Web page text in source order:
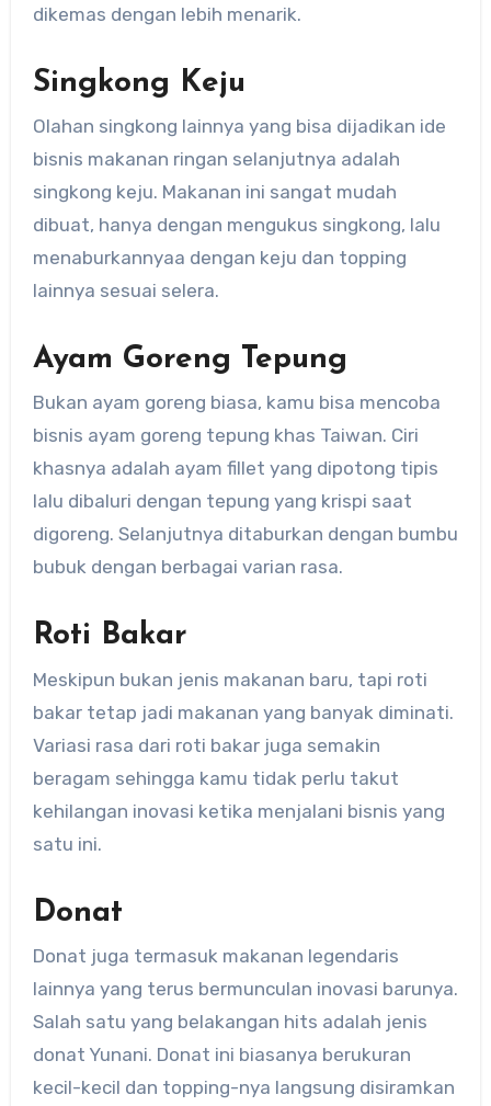
dikemas dengan lebih menarik.
Singkong Keju
Olahan singkong lainnya yang bisa dijadikan ide
bisnis makanan ringan selanjutnya adalah
singkong keju. Makanan ini sangat mudah
dibuat, hanya dengan mengukus singkong, lalu
menaburkannyaa dengan keju dan topping
lainnya sesuai selera.
Ayam Goreng Tepung
Bukan ayam goreng biasa, kamu bisa mencoba
bisnis ayam goreng tepung khas Taiwan. Ciri
khasnya adalah ayam fillet yang dipotong tipis
lalu dibaluri dengan tepung yang krispi saat
digoreng. Selanjutnya ditaburkan dengan bumbu
bubuk dengan berbagai varian rasa.
Roti Bakar
Meskipun bukan jenis makanan baru, tapi roti
bakar tetap jadi makanan yang banyak diminati.
Variasi rasa dari roti bakar juga semakin
beragam sehingga kamu tidak perlu takut
kehilangan inovasi ketika menjalani bisnis yang
satu ini.
Donat
Donat juga termasuk makanan legendaris
lainnya yang terus bermunculan inovasi barunya.
Salah satu yang belakangan hits adalah jenis
donat Yunani. Donat ini biasanya berukuran
kecil-kecil dan topping-nya langsung disiramkan